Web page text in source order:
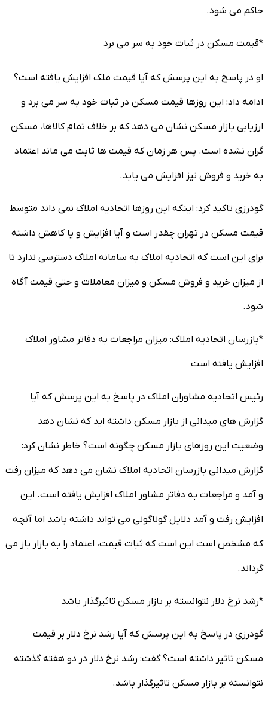
حاکم می شود.
*قیمت مسکن در ثبات خود به سر می برد
او در پاسخ به این پرسش که آیا قیمت ملک افزایش یافته است؟
ادامه داد: این روزها قیمت مسکن در ثبات خود به سر می برد و
ارزیابی بازار مسکن نشان می دهد که بر خلاف تمام کالاها، مسکن
گران نشده است. پس هر زمان که قیمت ها ثابت می ماند اعتماد
به خرید و فروش نیز افزایش می یابد.
گودرزی تاکید کرد: اینکه این روزها اتحادیه املاک نمی داند متوسط
قیمت مسکن در تهران چقدر است و آیا افزایش و یا کاهش داشته
برای این است که اتحادیه املاک به سامانه املاک دسترسی ندارد تا
از میزان خرید و فروش مسکن و میزان معاملات و حتی قیمت آگاه
شود.
*بازرسان اتحادیه املاک: میزان مراجعات به دفاتر مشاور املاک
افزایش یافته است
رئیس اتحادیه مشاوران املاک در پاسخ به این پرسش که آیا
گزارش های میدانی از بازار مسکن داشته اید که نشان دهد
وضعیت این روزهای بازار مسکن چگونه است؟ خاطر نشان کرد:
گزارش میدانی بازرسان اتحادیه املاک نشان می دهد که میزان رفت
و آمد و مراجعات به دفاتر مشاور املاک افزایش یافته است. این
افزایش رفت و آمد دلایل گوناگونی می تواند داشته باشد اما آنچه
که مشخص است این است که ثبات قیمت، اعتماد را به بازار باز می
گرداند.
*رشد نرخ دلار نتوانسته بر بازار مسکن تاثیرگذار باشد
گودرزی در پاسخ به این پرسش که آیا رشد نرخ دلار بر قیمت
مسکن تاثیر داشته است؟ گفت: رشد نرخ دلار در دو هفته گذشته
نتوانسته بر بازار مسکن تاثیرگذار باشد.